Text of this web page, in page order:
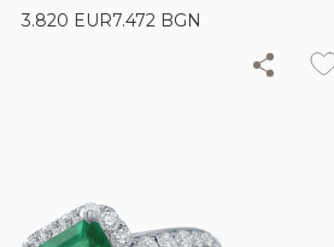
3.820 EUR7.472 BGN